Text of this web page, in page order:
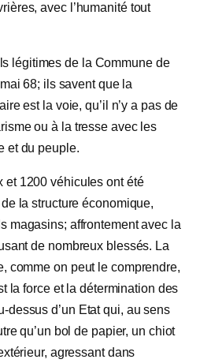
avec l’humanité tout
légitimes de la Commune de
68; ils savent que la
est la voie, qu’il n’y a pas de
ou à la tresse avec les
et du peuple.
et 1200 véhicules ont été
la structure économique,
magasins; affrontement avec la
de nombreux blessés. La
comme on peut le comprendre,
la force et la détermination des
dessus d’un Etat qui, au sens
qu’un bol de papier, un chiot
agressant dans